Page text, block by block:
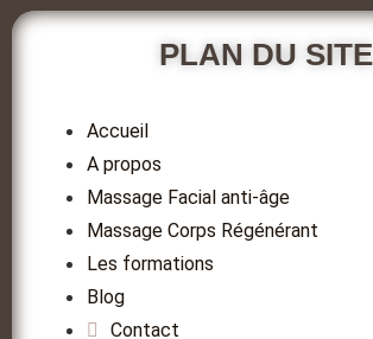
PLAN DU SITE
Accueil
A propos
Massage Facial anti-âge
Massage Corps Régénérant
Les formations
Blog
Contact